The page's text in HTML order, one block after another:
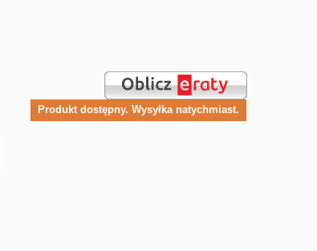
Produkt dostępny. Wysyłka natychmiast.